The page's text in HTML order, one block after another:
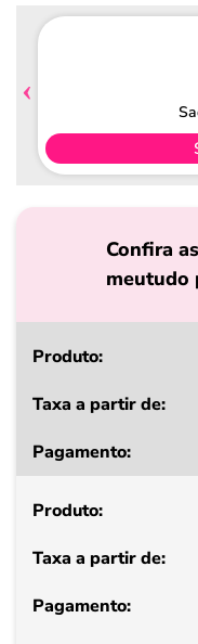
Confira
meutudo
Produto
a
de
Pagamento